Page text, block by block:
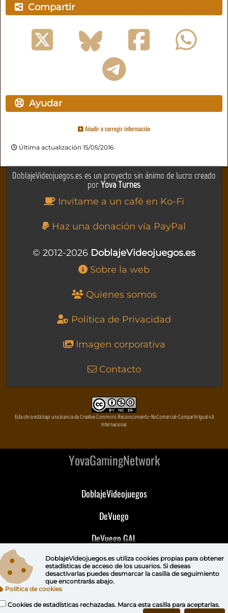
Compartir
Ayudar
Añadir o corregir información
Última actualización 15/05/2016
DoblajeVideojuegos.es es un proyecto sin ánimo de lucro creado
porYova Turnes
Invítame a un café en Ko-Fi
Haz una donación vía PayPal
© 2012-2026 DoblajeVideojuegos.es
Sobre la web
Quienes somos
Política de Privacidad
Imagen corporativa
Contacto
Esta obra está bajo una licencia de Creative Commons Reconocimiento-NoComercial-CompartirIgual 4.0
Internacional
YovaGamingNetwork
DoblajeVideojuegos
DeVuego
DeVuego GAL
DeVuego LATAM
DeVuego Portugal
DoblajeVideojuegos.es utiliza cookies propiaspara obtener
estadísticas de acceso de los usuarios. Si deseas
desactivarlas puedes desmarcar la casilla de seguimiento
que encontrarás abajo.
Política de cookies
Cookies de estadísticas rechazadas. Marca esta casilla para aceptarlas.